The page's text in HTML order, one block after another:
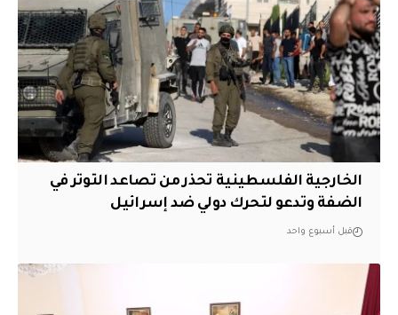
الخارجية الفلسطينية تحذر من تصاعد التوتر في
الضفة وتدعو لتحرك دولي ضد إسرائيل
قبل أسبوع واحد